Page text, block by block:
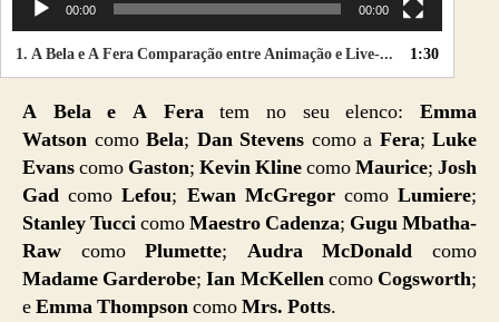
00:00 00:00
1. A Bela e A Fera Comparação entre Animação e Live-Action 1:30
A Bela e A Feratem no seu elenco:Emma
Watson como Bela; Dan Stevens como a Fera; Luke
Evanscomo Gaston; Kevin KlinecomoMaurice; Josh
Gad comoLefou; Ewan McGregorcomoLumiere;
Stanley TuccicomoMaestro Cadenza; Gugu Mbatha-
Raw comoPlumette; Audra McDonald como
Madame Garderobe;Ian McKellencomo Cogsworth;
eEmma ThompsoncomoMrs. Potts.